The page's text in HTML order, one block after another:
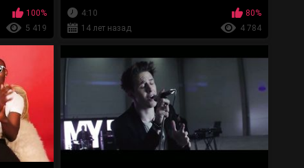
100%
5 419
4:10
80%
14 лет назад
4 784